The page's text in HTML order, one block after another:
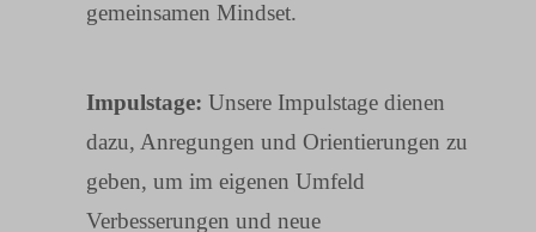
gemeinsamen Mindset.
Impulstage: Unsere Impulstage dienen
dazu, Anregungen und Orientierungen zu
geben, um im eigenen Umfeld
Verbesserungen und neue